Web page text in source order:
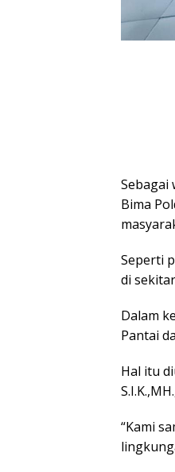
Sebagai
Bima
Seperti
di
Dalam
Pantai
Hal itu
“Kami